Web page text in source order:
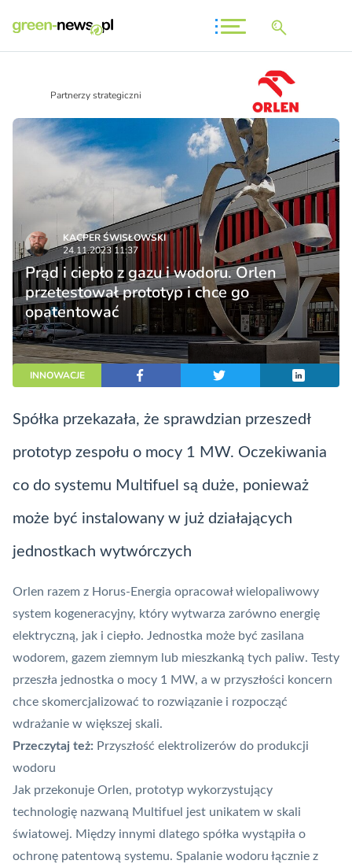
Partnerzy strategiczni
KACPER ŚWISŁO­WSKI
24.11.2023 11:37
Prąd i ciepło z gazu i wodoru. Orlen
przetestował prototyp i chce go
opatentować
INNOWACJE
Spółka przekazała, że sprawdzian przeszedł
prototyp zespołu o mocy 1 MW. Oczekiwania
co do systemu Multifuel są duże, ponieważ
może być instalowany w już działających
jednostkach wytwórczych
Orlen razem z Horus-Energia opracował wielopaliwowy
system kogeneracyjny, który wytwarza zarówno energię
elektryczną, jak i ciepło. Jednostka może być zasilana
wodorem, gazem ziemnym lub mieszkanką tych paliw. Testy
przeszła jednostka o mocy 1 MW, a w przyszłości koncern
chce skomercjalizować to rozwiązanie i rozpocząć
wdrażanie w większej skali.
Przeczytaj też: Przyszłość elektrolizerów do produkcji
wodoru
Jak przekonuje Orlen, prototyp wykorzystujący
technologię nazwaną Multifuel jest unikatem w skali
światowej. Między innymi dlatego spółka wystąpiła o
ochronę patentową systemu. Spalanie wodoru łącznie z